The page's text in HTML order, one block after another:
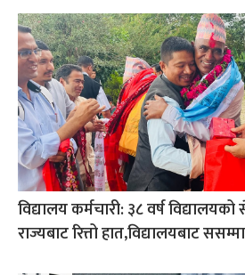
विद्यालय कर्मचारी: ३८ वर्ष
राज्यबाट रित्तो हात,विद्यालयबाट